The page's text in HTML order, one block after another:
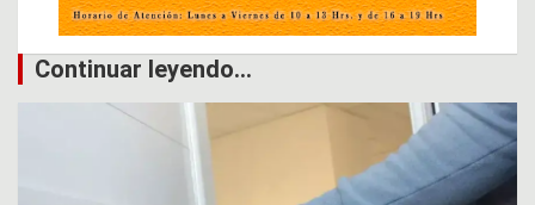
Continuar leyendo...